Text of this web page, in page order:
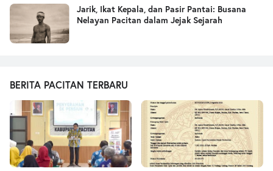
Jarik, Ikat Kepala, dan Pasir Pantai: Busana
Nelayan Pacitan dalam Jejak Sejarah
BERITA PACITAN TERBARU